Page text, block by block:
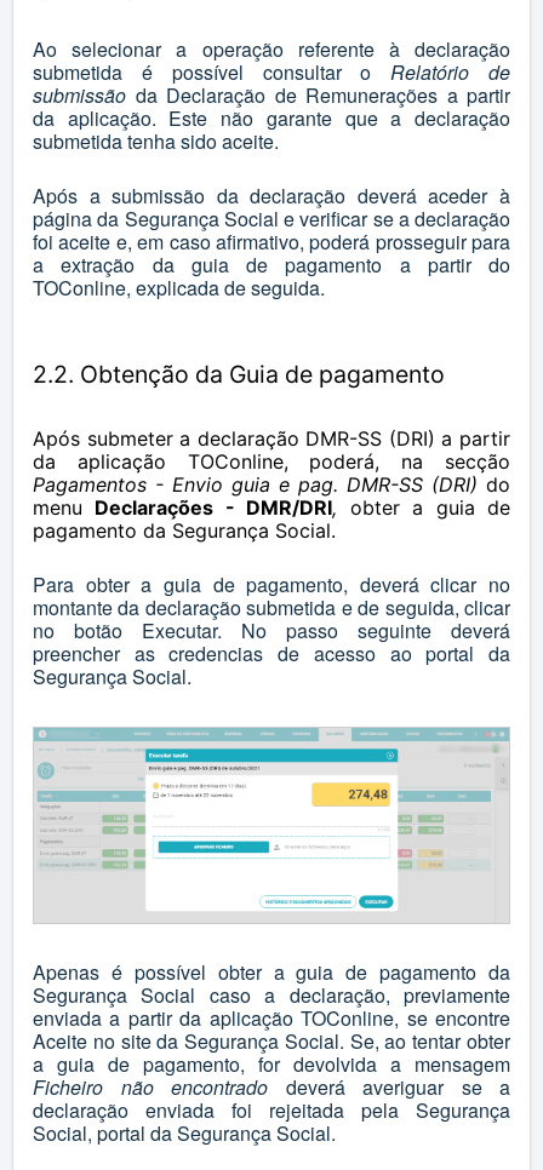
Ao selecionar a operação referente à declaração
submetida é possível consultar oRelatório de
submissão da Declaração de Remunerações a partir
da aplicação. Este não garante que a declaração
submetida tenha sido aceite.
Após a submissão da declaração deverá aceder à
página da Segurança Social e verificar se a declaração
foi aceite e, em caso afirmativo, poderá prosseguir para
a extração da guia de pagamento a partir do
TOConline, explicada de seguida.
2.2. Obtenção da Guia de pagamento
Após submeter a declaração DMR-SS (DRI) a partir
da aplicação TOConline, poderá, na secção
Pagamentos - Envio guia e pag. DMR-SS (DRI) do
menu Declarações - DMR/DRI, obter a guia de
pagamento da Segurança Social.
Para obter a guia de pagamento, deverá clicar no
montante da declaração submetida e de seguida, clicar
no botão Executar. No passo seguinte deverá
preencher as credencias de acesso ao portal da
Segurança Social.
Apenas é possível obter a guia de pagamento da
Segurança Social caso a declaração, previamente
enviada a partir da aplicação TOConline, se encontre
Aceite no site da Segurança Social. Se, ao tentar obter
a guia de pagamento, for devolvida a mensagem
Ficheiro não encontrado deverá averiguar se a
declaração enviada foi rejeitada pela Segurança
Social, portal da Segurança Social.